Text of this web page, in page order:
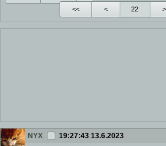
<< < >
NYX 19:27:43 13.6.2023